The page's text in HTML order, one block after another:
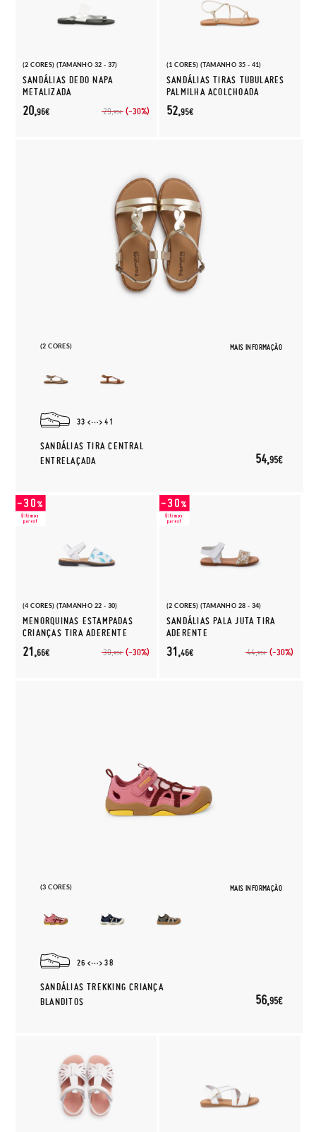
(2 CORES) (TAMANHO 32 - 37)
SANDÁLIAS DEDO NAPA
METALIZADA
29,95€ (-30%)
20,96€
(1 CORES) (TAMANHO 35 - 41)
SANDÁLIAS TIRAS TUBULARES
PALMILHA ACOLCHOADA
52,95€
(2 CORES) MAIS INFORMAÇÃO
33 41
SANDÁLIAS TIRA CENTRAL
ENTRELAÇADA
54,95€
(4 CORES) (TAMANHO 22 - 30)
MENORQUINAS ESTAMPADAS
CRIANÇAS TIRA ADERENTE
30,95€ (-30%)
21,66€
(2 CORES) (TAMANHO 28 - 34)
SANDÁLIAS PALA JUTA TIRA
ADERENTE
44,95€ (-30%)
31,46€
(3 CORES) MAIS INFORMAÇÃO
26 38
SANDÁLIAS TREKKING CRIANÇA
BLANDITOS
56,95€